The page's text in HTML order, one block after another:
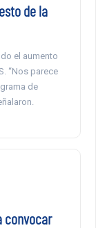
de la
el aumento
“Nos parece
de
convocar